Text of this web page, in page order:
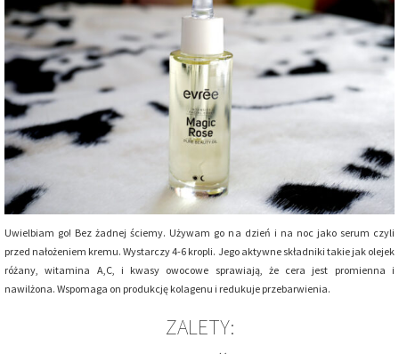
Uwielbiam go! Bez żadnej ściemy. Używam go na dzień i na noc jako serum czyli
przed nałożeniem kremu. Wystarczy 4-6 kropli. Jego aktywne składniki takie jak olejek
różany, witamina A,C, i kwasy owocowe sprawiają, że cera jest promienna i
nawilżona. Wspomaga on produkcję kolagenu i redukuje przebarwienia.
ZALETY: